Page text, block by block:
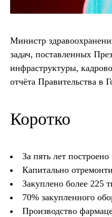
Министр
задач, поставленных
инфраструктуры,
отчёта Правительства в
Коротко
За пять лет
Капитально
Закуплено более 225
70% закупленного
Производство